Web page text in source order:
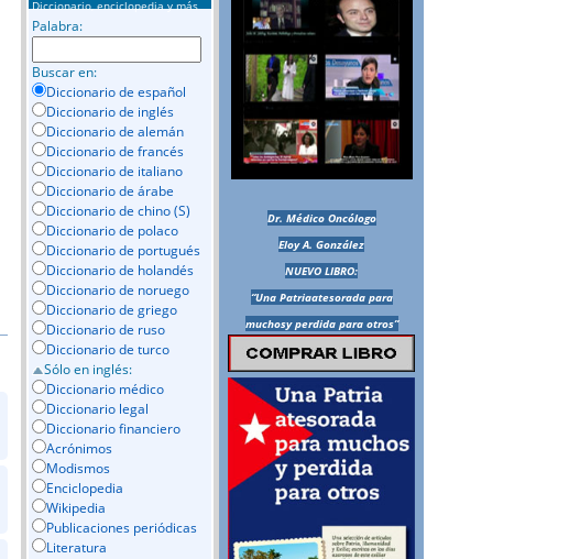
Diccionario, enciclopedia y más
Palabra:
Buscar en:
Diccionario de español
Diccionario de inglés
Diccionario de alemán
Diccionario de francés
Diccionario de italiano
Diccionario de árabe
Diccionario de chino (S)
Diccionario de polaco
Diccionario de portugués
Diccionario de holandés
Diccionario de noruego
Diccionario de griego
Diccionario de ruso
Diccionario de turco
Sólo en inglés:
Diccionario médico
Diccionario legal
Diccionario financiero
Acrónimos
Modismos
Enciclopedia
Wikipedia
Publicaciones periódicas
Literatura
Dr. Médico Oncólogo
Eloy A. González
NUEVO LIBRO:
“Una Patriaatesorada para
muchosy perdida para otros”